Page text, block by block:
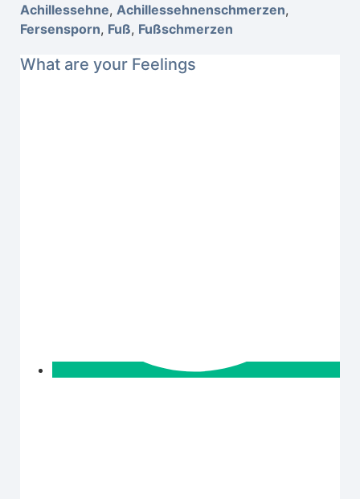
Achillessehne, Achillessehnenschmerzen,
Fersensporn, Fuß, Fußschmerzen
What are your Feelings